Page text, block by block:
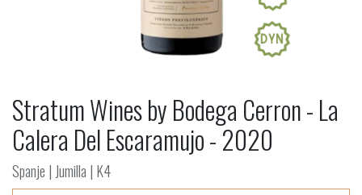
Stratum Wines by Bodega Cerron - La
Calera Del Escaramujo - 2020
Spanje | Jumilla | K4